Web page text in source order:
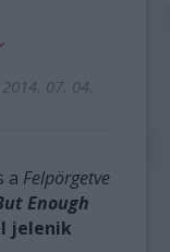
2014. 07. 04.
a Felpörgetve
Enough
jelenik